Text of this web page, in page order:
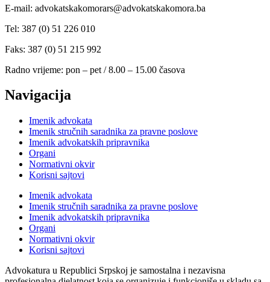
E-mail: advokatskakomorars@advokatskakomora.ba
Tel: 387 (0) 51 226 010
Faks: 387 (0) 51 215 992
Radno vrijeme: pon – pet / 8.00 – 15.00 časova
Navigacija
Imenik advokata
Imenik stručnih saradnika za pravne poslove
Imenik advokatskih pripravnika
Organi
Normativni okvir
Korisni sajtovi
Imenik advokata
Imenik stručnih saradnika za pravne poslove
Imenik advokatskih pripravnika
Organi
Normativni okvir
Korisni sajtovi
Advokatura u Republici Srpskoj je samostalna i nezavisna